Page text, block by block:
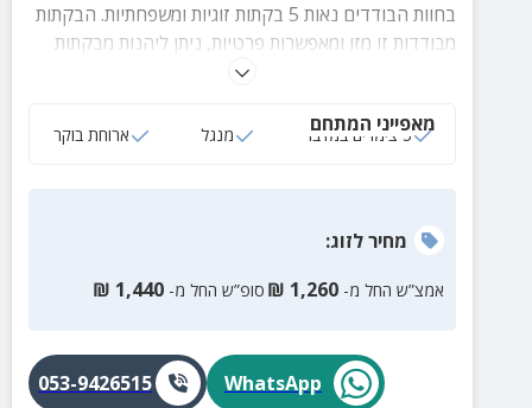
בחוות הבודדים נאות 5 בקתות זוגיות ומשפחתיות. הבקתות
מבודדות זו מזו ומאפשרות פרטיות, ניתן ליהנות מבקתות
אירוח מפנקות, מגבינות עזים משובחות ומנוף מדברי
מאפייני המתחם
5 צימרים במדבר מנגל ארוחת בוקר
מחירלזוג:
אמצ”ש החל מ- 1,260
₪ סופ”ש החל מ- 1,440
₪
WhatsApp
053-9426515